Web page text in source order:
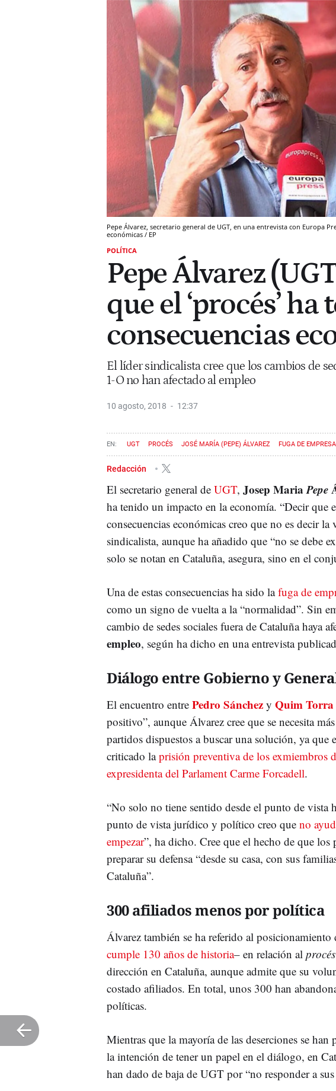
Pepe Álvarez, secretario general de UGT, en una entrevista con Europa
económicas / EP
POLÍTICA
Pepe Álvarez
que el ‘procés’ ha
consecuencias
El líder sindicalista cree que los cambios de
1-O no han afectado al empleo
10 agosto, 2018 12:37
UGT PROCÉS JOSÉ MARÍA (PEPE) ÁLVAREZ FUGA DE
Redacción
El secretario general de UGT, Josep MariaPepe
ha tenido un impacto en la economía. “Decir que
consecuencias económicas creo que no es decir
sindicalista, aunque ha añadido que “no se debe
solo se notan en Cataluña, asegura, sino en el
Una de estas consecuencias ha sido lafuga de
como un signo de vuelta a la “normalidad”. Sin
cambio de sedes sociales fuera de Cataluña haya
empleo, según ha dicho en una entrevista
Diálogo entre Gobierno y
El encuentro entre Pedro Sánchez y Quim Torra
positivo”, aunque Álvarez cree que se necesita
partidos dispuestos a buscar una solución, ya que
criticado laprisión preventiva de los exmiembros
expresidenta del Parlament Carme Forcadell.
“No solo no tiene sentido desde el punto de vista
punto de vista jurídico y político creo que no
empezar”, ha dicho. Cree que el hecho de que los
preparar su defensa “desde su casa, con sus
Cataluña”.
300 afiliados menos por política
Álvarez también se ha referido al posicionamiento
cumple 130 años de historia– en relación al procés
dirección en Cataluña, aunque admite que su
costado afiliados. En total, unos 300 han
políticas.
Mientras que la mayoría de las deserciones se
la intención de tener un papel en el diálogo, en
han dado de baja de UGT por “no responder a